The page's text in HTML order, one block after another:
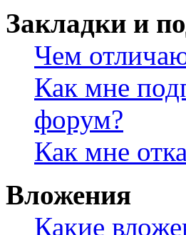
Закладки и
Чем
Как мне
форум?
Как мне
Вложения
Какие